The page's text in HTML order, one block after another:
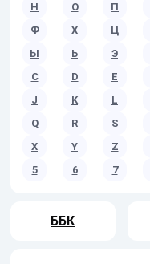
Н
О П
Ф
Х Ц
Ы
Ь Э
C
D E
J
K L
Q
R S
X
Y Z
5
6 7
ББК